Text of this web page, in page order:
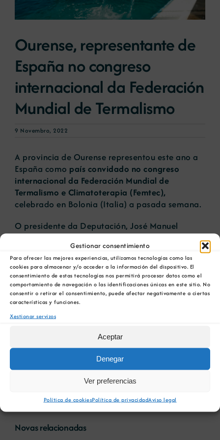
Gestionar consentimiento
Para ofrecer las mejores experiencias, utilizamos tecnologías como las
cookies para almacenar y/o acceder a la información del dispositivo. El
consentimiento de estas tecnologías nos permitirá procesar datos como el
comportamiento de navegación o las identificaciones únicas en este sitio. No
consentir o retirar el consentimiento, puede afectar negativamente a ciertas
características y funciones.
Xestionar servizos
Aceptar
Denegar
Ver preferencias
Política de cookiesPolítica de privacidadAviso legal
Portal de emprego
Contacto
Ourense, representante de
España no congreso
internacional da Federación
Mundial de Termalismo
9 Novembro, 2022
A provincia de Ourense representou este ano a
España como país convidado no congreso
internacional da Federación Mundial de
Termalismo e Climatoterapia (Femtec),
celebrado en Bolonia (Italia) a pasada semana.
O presidente da Deputación, José Manuel
Baltar, interveu na asemblea a través dun vídeo.
“Tras a pandemia necesitamos reforzar o papel
do turismo termal e todas as posibilidades que
a climatoterapia achega ás zonas rurais
implicando un estilo de vida saudable”,
destacou. Baltar agradeceu á delegada da
Femtec en Galicia, María Xenerosa Souto, o seu
labor investigador sobre os recursos termais e
as augas mineiro-medicinais no noso territorio.
líder nacional en turismo termal,
concretamente Ourense é a primeira provincia
no noso país por número de centros termais, con
sete instalacións en funcionamento.
Novas relacionadas